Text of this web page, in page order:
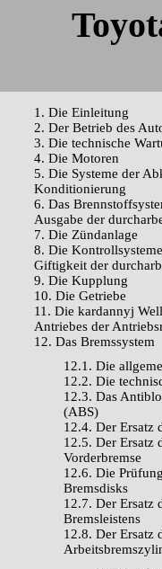
1. Die Einleitung
2. Der Betrieb des
3. Die technische
4. Die Motoren
5. Die Systeme der
Konditionierung
6. Das
Ausgabe der
7. Die Zündanlage
8. Die
Giftigkeit der
9. Die Kupplung
10. Die Getriebe
11. Die kardannyj
Antriebes der
12. Das Bremssystem
12.1. Die
12.2. Die
12.3. Das
(ABS)
12.4. Der Ersatz
12.5. Der Ersatz
Vorderbremse
12.6. Die
Bremsdisks
12.7. Der Ersatz
Bremsleistens
12.8. Der Ersatz